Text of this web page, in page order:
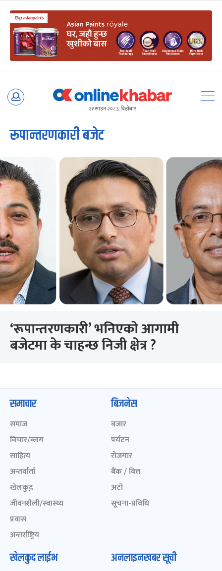
Skip
२१ साउन २०८३, बिहीबार
रूपान्तरणकारी बजेट
‘रूपान्तरणकारी’ भनिएको आगामी
बजेटमा के चाहन्छ निजी क्षेत्र ?
समाचार
समाज
विचार/ब्लग
साहित्य
अन्तर्वार्ता
खेलकुद़़
जीवनशैली/स्वास्थ्य
प्रवास
अन्तर्राष्ट्रिय
बिजनेस
बजार
पर्यटन
रोजगार
बैंक / वित्त
अटो
सूचना-प्रविधि
खेलकुद लाईभ अनलाइनखबर सूची